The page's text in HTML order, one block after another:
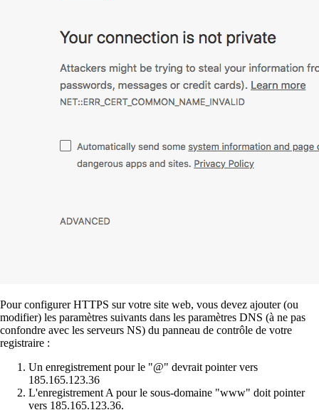
Pour configurer HTTPS sur votre site web, vous devez ajouter (ou
modifier) les paramètres suivants dans les paramètres DNS (à ne pas
confondre avec les serveurs NS) du panneau de contrôle de votre
registraire :
Un enregistrement pour le "@" devrait pointer vers
185.165.123.36
L'enregistrement A pour le sous-domaine "www" doit pointer
vers 185.165.123.36.